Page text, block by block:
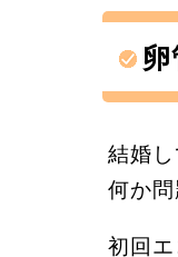
結婚
何か
初回